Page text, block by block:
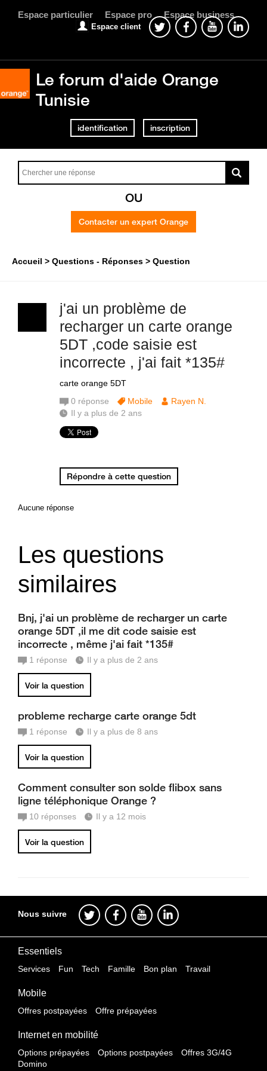
Espace particulier Espace pro Espace business
Espace client
Le forum d'aide Orange
Tunisie
identification inscription
OU
Contacter un expert Orange
Accueil Questions - Réponses Question
j'ai un problème de
recharger un carte orange
5DT ,code saisie est
incorrecte , j'ai fait *135#
carte orange 5DT
0 réponse Mobile
Rayen N.
Il y a plus de 2 ans
Répondre à cette question
Aucune réponse
Les questions
similaires
Bnj, j'ai un problème de recharger un carte
orange 5DT ,il me dit code saisie est
incorrecte , même j'ai fait *135#
1 réponse Il y a plus de 2 ans
Voir la question
probleme recharge carte orange 5dt
1 réponse Il y a plus de 8 ans
Voir la question
Comment consulter son solde flibox sans
ligne téléphonique Orange ?
10 réponses Il y a 12 mois
Voir la question
Nous suivre
Essentiels
Services Fun Tech Famille Bon plan Travail
Mobile
Offres postpayées Offre prépayées
Internet en mobilité
Options prépayées Options postpayées
Offres 3G/4G
Domino